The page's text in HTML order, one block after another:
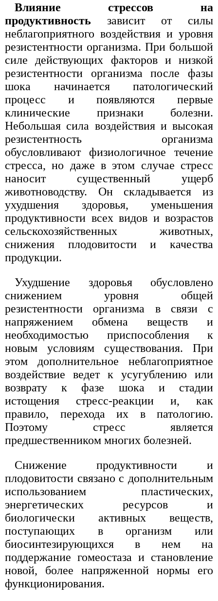
Влияние стрессов на
продуктивность зависит от силы
неблагоприятного воздействия и уровня
резистентности организма. При большой
силе действующих факторов и низкой
резистентности организма после фазы
шока начинается патологический
процесс и появляются первые
клинические признаки болезни.
Небольшая сила воздействия и высокая
резистентность организма
обусловливают физиологичное течение
стресса, но даже в этом случае стресс
наносит существенный ущерб
животноводству. Он складывается из
ухудшения здоровья, уменьшения
продуктивности всех видов и возрастов
сельскохозяйственных животных,
снижения плодовитости и качества
продукции.
Ухудшение здоровья обусловлено
снижением уровня общей
резистентности организма в связи с
напряжением обмена веществ и
необходимостью приспособления к
новым условиям существования. При
этом дополнительное неблагоприятное
воздействие ведет к усугублению или
возврату к фазе шока и стадии
истощения стресс-реакции и, как
правило, перехода их в патологию.
Поэтому стресс является
предшественником многих болезней.
Снижение продуктивности и
плодовитости связано с дополнительным
использованием пластических,
энергетических ресурсов и
биологически активных веществ,
поступающих в организм или
биосинтезирующихся в нем на
поддержание гомеостаза и становление
новой, более напряженной нормы его
функционирования.